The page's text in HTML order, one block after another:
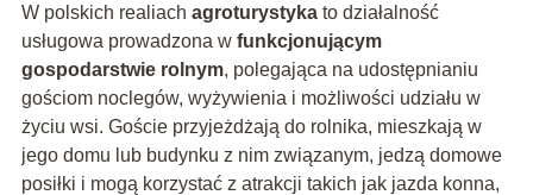
W polskich realiach agroturystykato działalność
usługowa prowadzona w funkcjonującym
gospodarstwie rolnym, polegająca na udostępnianiu
gościom noclegów, wyżywienia i możliwości udziału w
życiu wsi. Goście przyjeżdżają do rolnika, mieszkają w
jego domu lub budynku z nim związanym, jedzą domowe
posiłki i mogą korzystać z atrakcji takich jak jazda konna,